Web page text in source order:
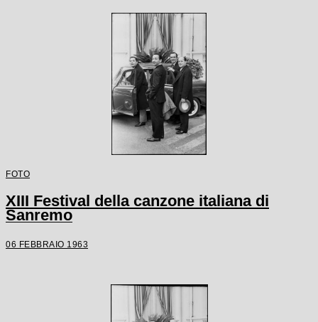
FOTO
XIII Festival della canzone italiana di
Sanremo
06 FEBBRAIO 1963